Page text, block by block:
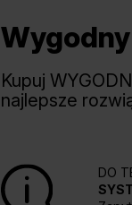
Kupuj
najlepsze
DO